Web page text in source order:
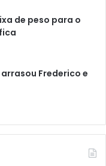
de peso para o
Frederico e